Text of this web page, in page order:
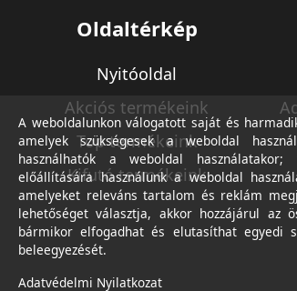
Oldaltérkép
Nyitóoldal
Akciós termékeink
Top termékeink
Kifutó termékeink
A weboldalunkon válogatott saját és
amelyek szükségesek a weboldal
használhatók a weboldal
előállítására használunk a weboldal
amelyeket releváns tartalom és reklám
lehetőséget választja, akkor hozzájárul az
bármikor elfogadhat és elutasíthat egyedi
beleegyezését.
Adatvédelmi Nyilatkozat